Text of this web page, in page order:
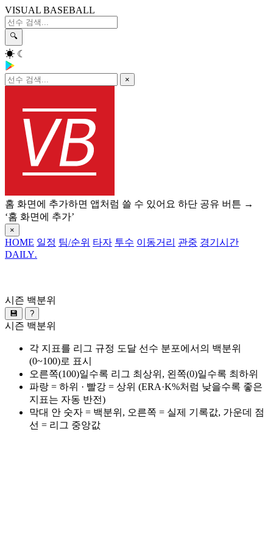
VISUAL BASEBALL
🔍
☀ ☾
×
홈 화면에 추가하면 앱처럼 쓸 수 있어요 하단 공유 버튼 →
‘홈 화면에 추가’
×
HOME 일정 팀/순위 타자 투수 이동거리 관중 경기시간
DAILY.
시즌 백분위
💾 ?
시즌 백분위
각 지표를 리그 규정 도달 선수 분포에서의 백분위
(0~100)로 표시
오른쪽(100)일수록 리그 최상위, 왼쪽(0)일수록 최하위
파랑 = 하위 · 빨강 = 상위 (ERA·K%처럼 낮을수록 좋은
지표는 자동 반전)
막대 안 숫자 = 백분위, 오른쪽 = 실제 기록값, 가운데 점
선 = 리그 중앙값